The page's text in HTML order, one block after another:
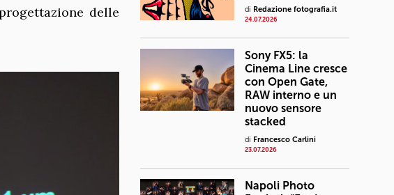
delle
di Redazione fotografia.it
24.07.2026
Sony FX5: la
Cinema Line cresce
con Open Gate,
RAW interno e un
nuovo sensore
stacked
di Francesco Carlini
23.07.2026
Napoli Photo